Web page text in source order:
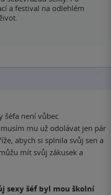
a festival na odlehlém
šéfa není vůbec
mu už odolávat jen pár
abych si splnila svůj sen a
mít svůj zákusek a
sexy šéf byl mou školní